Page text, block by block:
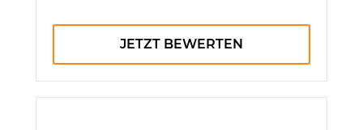
JETZT BEWERTEN